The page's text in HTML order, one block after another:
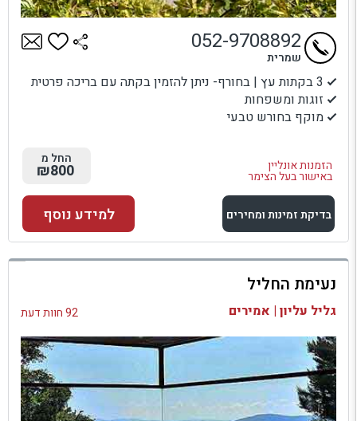
3 בקתות עץ | בחורף- ניתן להזמין בקתה עם בריכה פרטית
זוגות ומשפחות
מוקף בחורש טבעי
הזמנות אונליין
באישור בעל הצימר
052-9708892
שמרית
החל מ
₪800
בדיקת זמינות ומחירים
למתחם זה
בדיקת זמינות ומחירים
למידע נוסף
נעימת החליל
גליל עליון | אמירים 92 חוות דעת